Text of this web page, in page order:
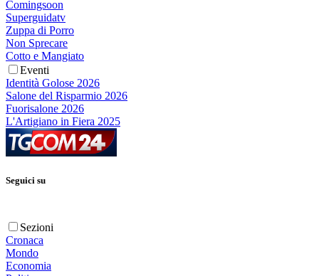
Comingsoon
Superguidatv
Zuppa di Porro
Non Sprecare
Cotto e Mangiato
Eventi
Identità Golose 2026
Salone del Risparmio 2026
Fuorisalone 2026
L'Artigiano in Fiera 2025
Seguici su
Sezioni
Cronaca
Mondo
Economia